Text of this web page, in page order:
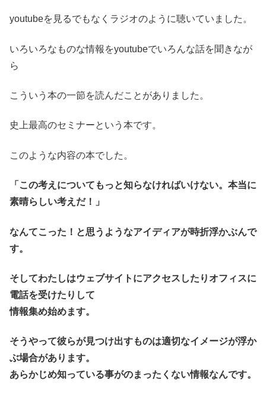
youtubeを見るでもなくラジオのように聴いていました。
いろいろなものな情報をyoutubeでいろんな話を聞きなが
ら
こういう本の一節を読んだことがありました。
史上最高のセミナーという本です。
このような内容の本でした。
「この考えについてもっと知らなければいけない。本当に
素晴らしい考えだ！」
なんてこった！と思うようなアイディアが時折浮かぶんで
す。
そしてわたしはウェブサイトにアクセスしたりオフィスに
電話を受けたりして
情報集め始めます。
そうやって彼らが見つけ出すものは適切なイメージが浮か
ぶ場合があります。
あらかじめ知っている事がのまったくない情報なんです。